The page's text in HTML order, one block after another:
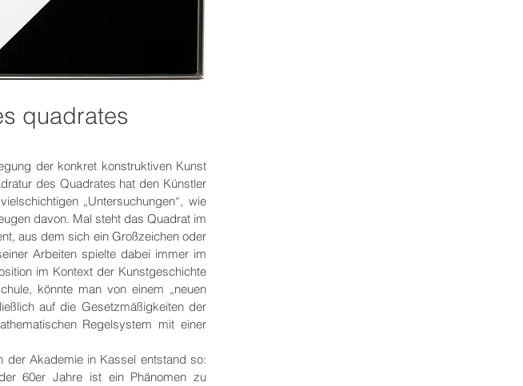
quadrates
der konkret konstruktiven Kunst
des Quadrates hat den Künstler
„Untersuchungen“, wie
davon. Mal steht das Quadrat im
aus dem sich ein Großzeichen oder
Arbeiten spielte dabei immer im
im Kontext der Kunstgeschichte
könnte man von einem „neuen
auf die Gesetzmäßigkeiten der
Regelsystem mit einer
Akademie in Kassel entstand so:
60er Jahre ist ein Phänomen zu